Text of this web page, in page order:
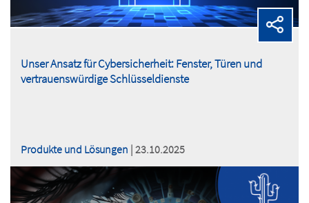
Unser Ansatz für Cybersicherheit: Fenster, Türen und
vertrauenswürdige Schlüsseldienste
Produkte und Lösungen | 23.10.2025